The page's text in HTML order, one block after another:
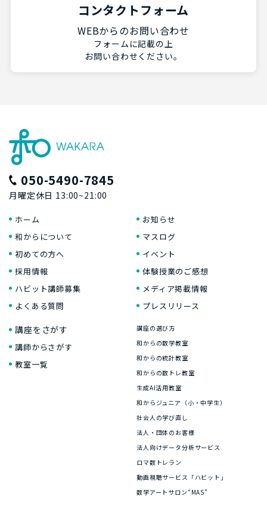
コンタクトフォーム
WEBからのお問い合わせ
フォームに記載の上
お問い合わせください。
050-5490-7845
月曜定休日 13:00~21:00
ホーム
和からについて
初めての方へ
採用情報
ハビット講師募集
よくある質問
お知らせ
マスログ
イベント
体験授業のご感想
メディア掲載情報
プレスリリース
講座をさがす
講師からさがす
教室一覧
講座の選び方
和からの数学教室
和からの統計教室
和からの数トレ教室
生成AI活用教室
和からジュニア（小・中学生）
社会人の学び直し
法人・団体のお客様
法人向けデータ分析サービス
ロマ数トレラン
動画視聴サービス「ハビット」
数学アートサロン“MAS”